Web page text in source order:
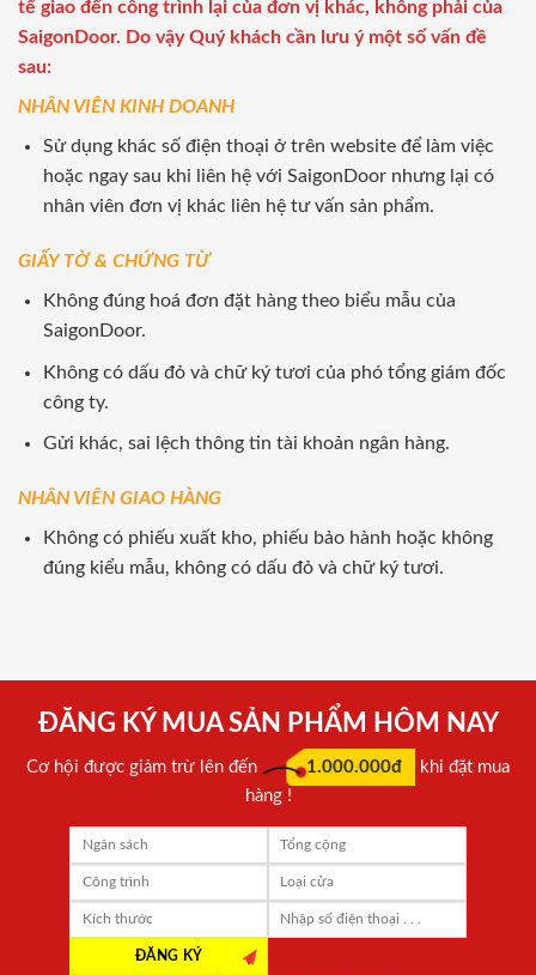
tế giao đến công trình lại của đơn vị khác, không phải của
SaigonDoor. Do vậy Quý khách cần lưu ý một số vấn đề
sau:
NHÂN VIÊN KINH DOANH
Sử dụng khác số điện thoại ở trên website để làm việc
hoặc ngay sau khi liên hệ với SaigonDoor nhưng lại có
nhân viên đơn vị khác liên hệ tư vấn sản phẩm.
GIẤY TỜ & CHỨNG TỪ
Không đúng hoá đơn đặt hàng theo biểu mẫu của
SaigonDoor.
Không có dấu đỏ và chữ ký tươi của phó tổng giám đốc
công ty.
Gửi khác, sai lệch thông tin tài khoản ngân hàng.
NHÂN VIÊN GIAO HÀNG
Không có phiếu xuất kho, phiếu bảo hành hoặc không
đúng kiểu mẫu, không có dấu đỏ và chữ ký tươi.
ĐĂNG KÝ MUA SẢN PHẨM HÔM NAY
Cơ hội được giảm trừ lên đến 1.000.000đ
khi đặt mua
hàng !